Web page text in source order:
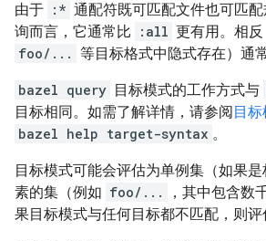
由于 :* 通配符既可匹配文件也可匹
询而言，它通常比
:all 更有用。相反
foo/... 等目标格式中隐式存在）通
bazel query 目标模式的工作方式与
目标相同。如需了解详情，请参阅目
bazel help target-syntax 。
目标模式可能会评估为单例集（如果
素的集（例如 foo/...
，其中包含数
果目标模式与任何目标都不匹配，则评